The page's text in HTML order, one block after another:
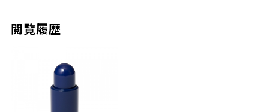
閲覧履歴